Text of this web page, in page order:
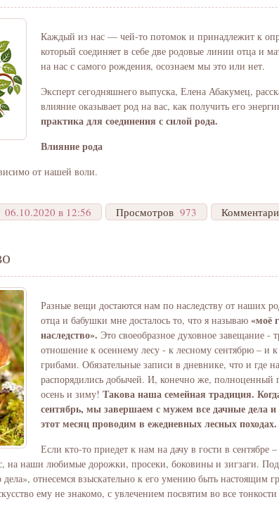
Каждый из нас — чей-то потомок и принадлежит к
который соединяет в себе две родовые линии отца и
на нас с самого рождения, осознаем мы это или нет.
Эксперт сегодняшнего выпуска, Елена Абакумец,
влияние оказывает род на вас, как получить его
практика для соединения с силой рода.
Влияние рода
от нашей воли.
06.10.2020 в 12:56 Просмотров 973
Разные вещи достаются нам по наследству от наших
отца и бабушки мне досталось то, что я называю «моё
наследство». Это своеобразное духовное завещание -
отношение к осеннему лесу - к лесному сентябрю – и к
грибами. Обязательные записи в дневнике, что и где
распорядились добычей. И, конечно же, полноценный
осень и зиму! Такова наша семейная традиция.
сентябрь, мы завершаем с мужем все дачные дела и
этот месяц проводим в ежедневных лесных походах.
Если кто-то приедет к нам на дачу в гости в сентябре
на наши любимые дорожки, просеки, боковины и зигзаги.
дела», отнесемся взыскательно к его умению быть настоящим
ему не знакомо, с увлечением посвятим во все тонкости